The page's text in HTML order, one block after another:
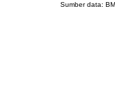
Sumber data: